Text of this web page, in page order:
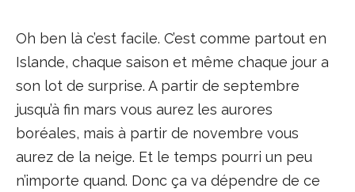
Oh ben là c’est facile. C’est comme partout en
Islande, chaque saison et même chaque jour a
son lot de surprise. A partir de septembre
jusqu’à fin mars vous aurez les aurores
boréales, mais à partir de novembre vous
aurez de la neige. Et le temps pourri un peu
n’importe quand. Donc ça va dépendre de ce